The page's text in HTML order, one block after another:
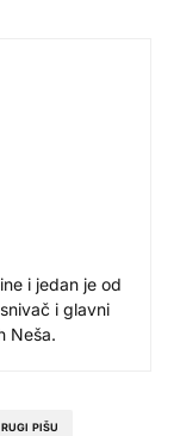
i jedan je od
i glavni
Neša.
PIŠU